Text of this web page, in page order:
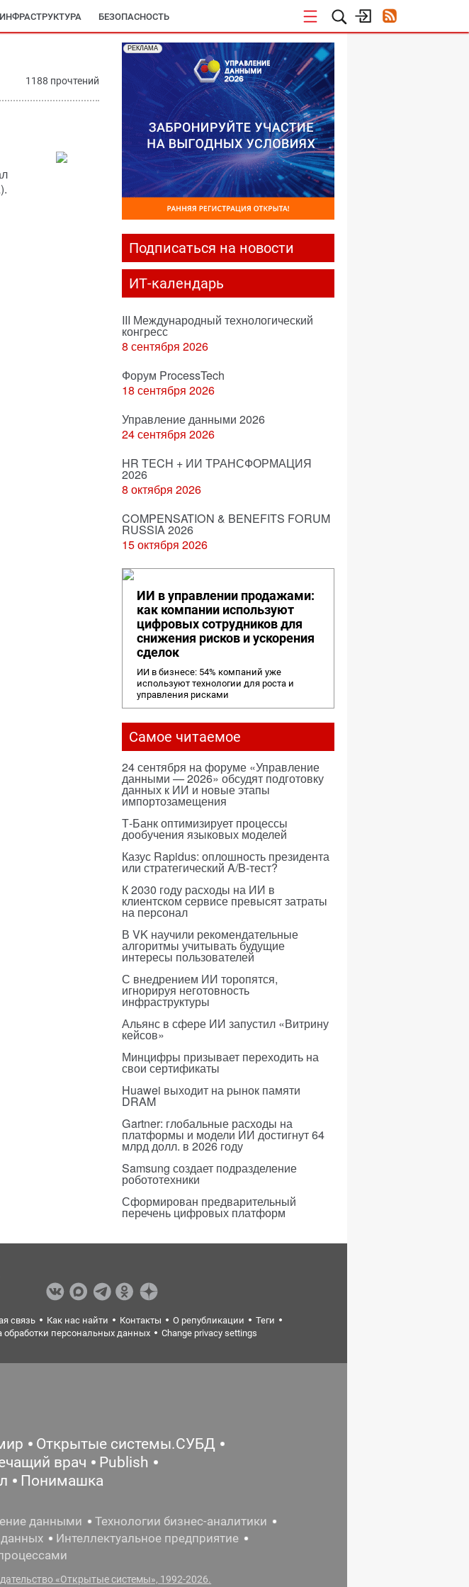
БЕЗОПАСНОСТЬ
1188 прочтений
РЕКЛАМА
Подписаться на новости
ИТ-календарь
III Международный технологический
конгресс
8 сентября 2026
Форум ProcessTech
18 сентября 2026
Управление данными 2026
24 сентября 2026
HR TECH + ИИ ТРАНСФОРМАЦИЯ
2026
8 октября 2026
COMPENSATION & BENEFITS FORUM
RUSSIA 2026
15 октября 2026
ИИ в управлении продажами:
как компании используют
цифровых сотрудников для
снижения рисков и ускорения
сделок
ИИ в бизнесе: 54% компаний уже
используют технологии для роста и
управления рисками
Самое читаемое
24 сентября на форуме «Управление
данными — 2026» обсудят подготовку
данных к ИИ и новые этапы
импортозамещения
Т-Банк оптимизирует процессы
дообучения языковых моделей
Казус Rapidus: оплошность президента
или стратегический A/B-тест?
К 2030 году расходы на ИИ в
клиентском сервисе превысят затраты
на персонал
В VK научили рекомендательные
алгоритмы учитывать будущие
интересы пользователей
С внедрением ИИ торопятся,
игнорируя неготовность
инфраструктуры
Альянс в сфере ИИ запустил «Витрину
кейсов»
Минцифры призывает переходить на
свои сертификаты
Huawei выходит на рынок памяти
DRAM
Gartner: глобальные расходы на
платформы и модели ИИ достигнут 64
млрд долл. в 2026 году
Samsung создает подразделение
робототехники
Сформирован предварительный
перечень цифровых платформ
связь Как нас найти Контакты О републикации
Теги
обработки персональных данных Change privacy settings
Открытые системы.СУБД
врач
Publish
Понимашка
данными
Технологии бизнес-аналитики
Интеллектуальное предприятие
«Открытые системы», 1992-2026.